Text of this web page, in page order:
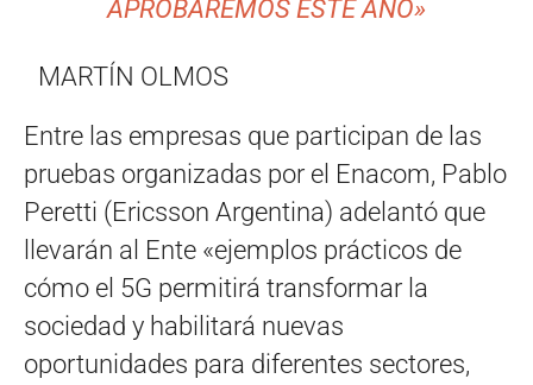
APROBAREMOS ESTE AÑO»
MARTÍN OLMOS
Entre las empresas que participan de las
pruebas organizadas por el Enacom, Pablo
Peretti (Ericsson Argentina) adelantó que
llevarán al Ente «ejemplos prácticos de
cómo el 5G permitirá transformar la
sociedad y habilitará nuevas
oportunidades para diferentes sectores,